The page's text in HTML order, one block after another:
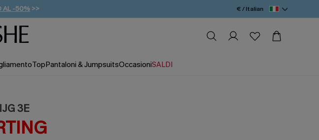
AL -50% >>
DA 49€
DI SCONTO*
€ / Italian
TopPantaloni & JumpsuitsOccasioniSALDI
3E